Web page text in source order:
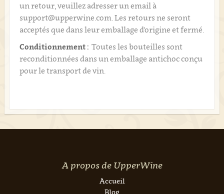
un retour, veuillez adresser un email à
support@upperwine.com. Les retours ne seront
acceptés que dans leur emballage d'origine et fermé.
Conditionnement : Toutes les bouteilles sont
reconditionnées dans un emballage antichoc conçu
pour le transport de vin.
A propos de UpperWine
Accueil
Blog